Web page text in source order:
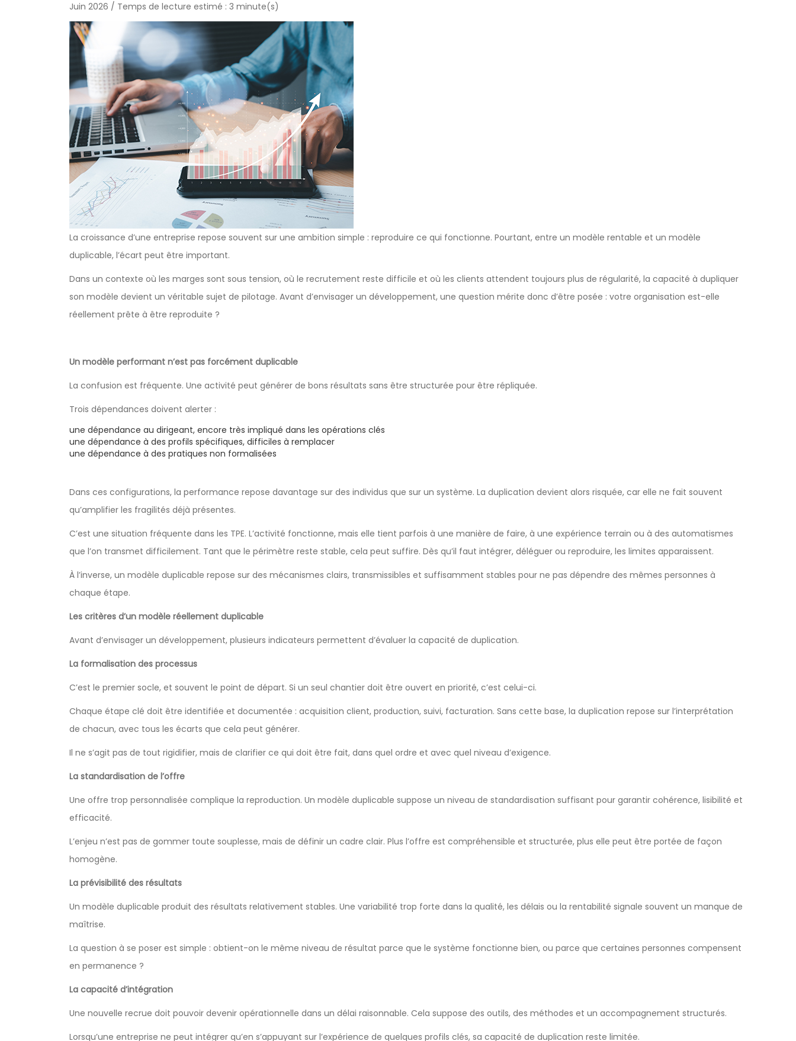
Juin 2026 / Temps de lecture estimé : 3 minute(s)
La croissance d’une entreprise repose souvent sur une ambition simple : reproduire ce qui fonctionne. Pourtant, entre un modèle rentable et un modèle
duplicable, l’écart peut être important.
Dans un contexte où les marges sont sous tension, où le recrutement reste difficile et où les clients attendent toujours plus de régularité, la capacité à dupliquer
son modèle devient un véritable sujet de pilotage. Avant d’envisager un développement, une question mérite donc d’être posée : votre organisation est-elle
réellement prête à être reproduite ?
Un modèle performant n’est pas forcément duplicable
La confusion est fréquente. Une activité peut générer de bons résultats sans être structurée pour être répliquée.
Trois dépendances doivent alerter :
une dépendance au dirigeant, encore très impliqué dans les opérations clés
une dépendance à des profils spécifiques, difficiles à remplacer
une dépendance à des pratiques non formalisées
Dans ces configurations, la performance repose davantage sur des individus que sur un système. La duplication devient alors risquée, car elle ne fait souvent
qu’amplifier les fragilités déjà présentes.
C’est une situation fréquente dans les TPE. L’activité fonctionne, mais elle tient parfois à une manière de faire, à une expérience terrain ou à des automatismes
que l’on transmet difficilement. Tant que le périmètre reste stable, cela peut suffire. Dès qu’il faut intégrer, déléguer ou reproduire, les limites apparaissent.
À l’inverse, un modèle duplicable repose sur des mécanismes clairs, transmissibles et suffisamment stables pour ne pas dépendre des mêmes personnes à
chaque étape.
Les critères d’un modèle réellement duplicable
Avant d’envisager un développement, plusieurs indicateurs permettent d’évaluer la capacité de duplication.
La formalisation des processus
C’est le premier socle, et souvent le point de départ. Si un seul chantier doit être ouvert en priorité, c’est celui-ci.
Chaque étape clé doit être identifiée et documentée : acquisition client, production, suivi, facturation. Sans cette base, la duplication repose sur l’interprétation
de chacun, avec tous les écarts que cela peut générer.
Il ne s’agit pas de tout rigidifier, mais de clarifier ce qui doit être fait, dans quel ordre et avec quel niveau d’exigence.
La standardisation de l’offre
Une offre trop personnalisée complique la reproduction. Un modèle duplicable suppose un niveau de standardisation suffisant pour garantir cohérence, lisibilité et
efficacité.
L’enjeu n’est pas de gommer toute souplesse, mais de définir un cadre clair. Plus l’offre est compréhensible et structurée, plus elle peut être portée de façon
homogène.
La prévisibilité des résultats
Un modèle duplicable produit des résultats relativement stables. Une variabilité trop forte dans la qualité, les délais ou la rentabilité signale souvent un manque de
maîtrise.
La question à se poser est simple : obtient-on le même niveau de résultat parce que le système fonctionne bien, ou parce que certaines personnes compensent
en permanence ?
La capacité d’intégration
Une nouvelle recrue doit pouvoir devenir opérationnelle dans un délai raisonnable. Cela suppose des outils, des méthodes et un accompagnement structurés.
Lorsqu’une entreprise ne peut intégrer qu’en s’appuyant sur l’expérience de quelques profils clés, sa capacité de duplication reste limitée.